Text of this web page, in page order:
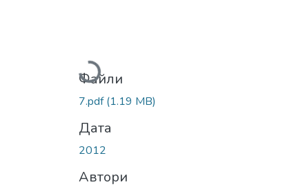
Вантажиться...
Файли
7.pdf(1.19 MB)
Дата
2012
Автори